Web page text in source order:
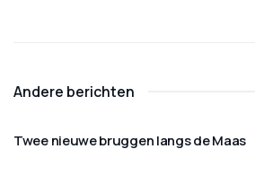
Andere berichten
Twee nieuwe bruggen langs de Maas